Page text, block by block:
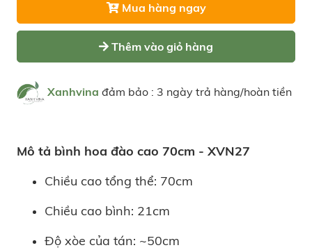
Mua hàng ngay
Thêm vào giỏ hàng
Xanhvina đảm bảo : 3 ngày trả hàng/hoàn tiền
Mô tả bình hoa đào cao 70cm - XVN27
Chiều cao tổng thể: 70cm
Chiều cao bình: 21cm
Độ xòe của tán: ~50cm